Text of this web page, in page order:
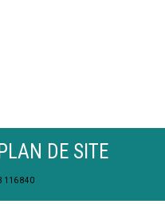
PLAN DE SITE
116 840